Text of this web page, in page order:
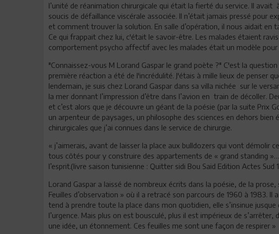
l’unité de réanimation chirurgicale qui était la fierté du service. Il avait
soucis de défaillance viscérale associée. Il n’était jamais pressé pour
et comment trouver la solution. En salle d’opération, il nous aidait en
Ce qui frappait chez lui, c'était le savoir-être. Les malades étaient
comportement psycho affectif avec les malades était un modèle pour
"Connaissez-vous M Lorand Gaspar le grand poète ?" C'est la
première réaction a été de l'incrédulité. J'étais à mille lieux de penser
lendemain, je suis chez Lorand Gaspar dans sa villa nichée sur le
la mer donnant l’impression d’être dans l’avion en train de décoller.
et c’est alors que je découvre un géant de la poésie (par la suite Prix
un arpenteur de paysages, un philosophe des sciences en dehors
chirurgicales que j’ai connues dans le service de chirurgie.
« j’aimerais, avant de laisser la place aux bulldozers qui vont démolir
tous côtés pour y construire des appartements de « grand standing
l’esprit.(livre saison tunisienne : Quitter sidi Bou Said Edition Actes Sud
Lorand Gaspar a laissé de nombreux écrits dans la poésie, de la
Feuilles d’observation » où il a retracé son parcours de 1960 à 1983.
tend à prendre toute la place dans mon quotidien, elle s’insinue
l’urgence. Mais plus on est bousculé, plus il est impérieux de
une idée, un étonnement. Ces feuilles me sont une façon de respirer »